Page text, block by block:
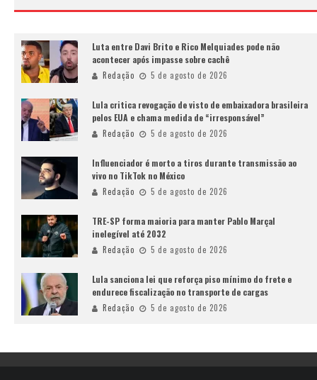
Luta entre Davi Brito e Rico Melquiades pode não
acontecer após impasse sobre cachê
Redação 5 de agosto de 2026
Lula critica revogação de visto de embaixadora brasileira
pelos EUA e chama medida de “irresponsável”
Redação 5 de agosto de 2026
Influenciador é morto a tiros durante transmissão ao
vivo no TikTok no México
Redação 5 de agosto de 2026
TRE-SP forma maioria para manter Pablo Marçal
inelegível até 2032
Redação 5 de agosto de 2026
Lula sanciona lei que reforça piso mínimo do frete e
endurece fiscalização no transporte de cargas
Redação 5 de agosto de 2026